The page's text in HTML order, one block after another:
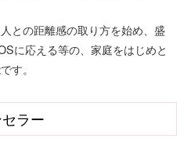
との距離感の取り方を始め、盛
に応える等の、家庭をはじめと
す。
ラー